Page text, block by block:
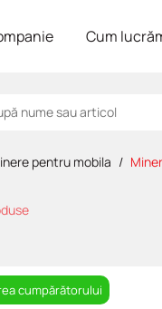
Cum
pentru mobila
cumpărătorului